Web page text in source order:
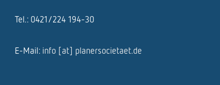
Tel.: 0421/224 194-30
E-Mail: info [at] planersocietaet.de